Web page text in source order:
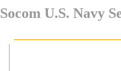
Socom U.S. Navy